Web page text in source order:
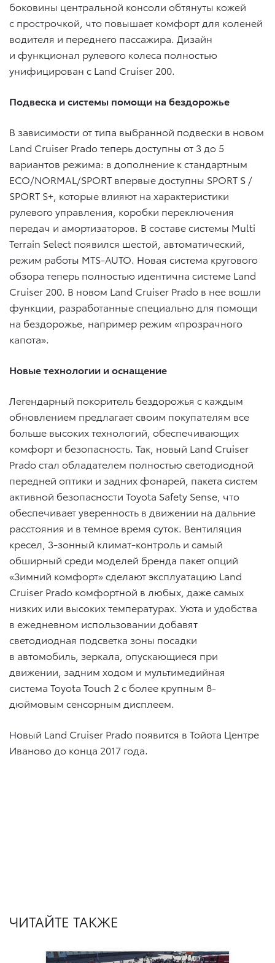
боковины центральной консоли обтянуты кожей
с прострочкой, что повышает комфорт для коленей
водителя и переднего пассажира. Дизайн
и функционал рулевого колеса полностью
унифицирован с Land Cruiser 200.
Подвеска и системы помощи на бездорожье
В зависимости от типа выбранной подвески в новом
Land Cruiser Prado теперь доступны от 3 до 5
вариантов режима: в дополнение к стандартным
ECO/NORMAL/SPORT впервые доступны SPORT S /
SPORT S+, которые влияют на характеристики
рулевого управления, коробки переключения
передач и амортизаторов. В составе системы Multi
Terrain Select появился шестой, автоматический,
режим работы MTS-AUTO. Новая система кругового
обзора теперь полностью идентична системе Land
Cruiser 200. В новом Land Cruiser Prado в нее вошли
функции, разработанные специально для помощи
на бездорожье, например режим «прозрачного
капота».
Новые технологии и оснащение
Легендарный покоритель бездорожья с каждым
обновлением предлагает своим покупателям все
больше высоких технологий, обеспечивающих
комфорт и безопасность. Так, новый Land Cruiser
Prado стал обладателем полностью светодиодной
передней оптики и задних фонарей, пакета систем
активной безопасности Toyota Safety Sense, что
обеспечивает уверенность в движении на дальние
расстояния и в темное время суток. Вентиляция
кресел, 3-зонный климат-контроль и самый
обширный среди моделей бренда пакет опций
«Зимний комфорт» сделают эксплуатацию Land
Cruiser Prado комфортной в любых, даже самых
низких или высоких температурах. Уюта и удобства
в ежедневном использовании добавят
светодиодная подсветка зоны посадки
в автомобиль, зеркала, опускающиеся при
движении, задним ходом и мультимедийная
система Toyota Touch 2 с более крупным 8-
дюймовым сенсорным дисплеем.
Новый Land Cruiser Prado появится в Тойота Центре
Иваново до конца 2017 года.
ЧИТАЙТЕ ТАКЖЕ